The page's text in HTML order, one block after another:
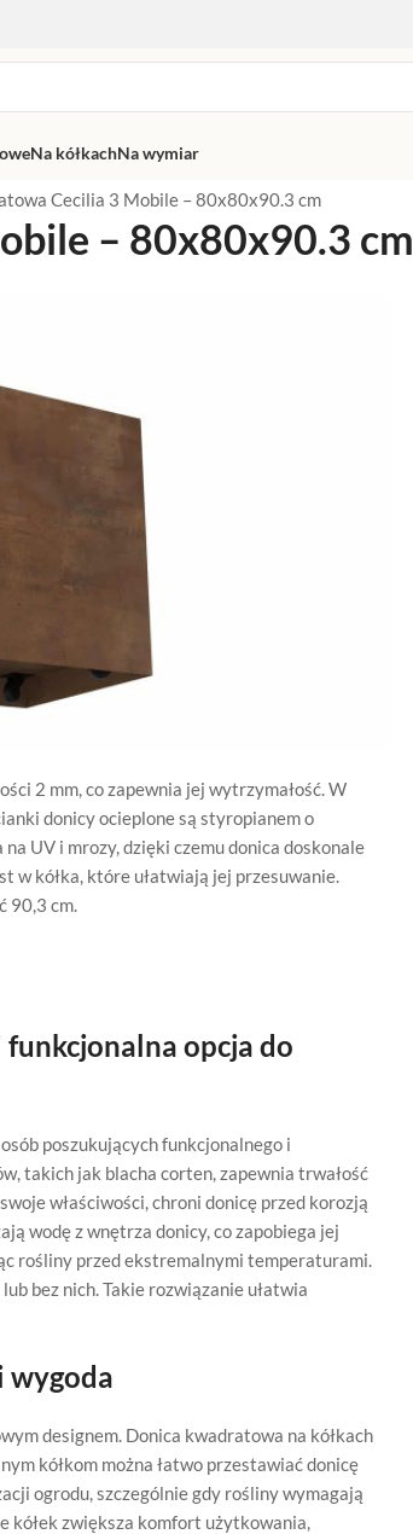
Na kółkachNa wymiar
Cecilia 3 Mobile – 80x80x90.3 cm
– 80x80x90.3 cm
2 mm, co zapewnia jej wytrzymałość. W
donicy ocieplone są styropianem o
UV i mrozy, dzięki czemu donica doskonale
w kółka, które ułatwiają jej przesuwanie.
90,3 cm.
opcja do
poszukujących funkcjonalnego i
takich jak blacha corten, zapewnia trwałość
właściwości, chroni donicę przed korozją
wodę z wnętrza donicy, co zapobiega jej
rośliny przed ekstremalnymi temperaturami.
bez nich. Takie rozwiązanie ułatwia
wygoda
designem. Donica kwadratowa na kółkach
kółkom można łatwo przestawiać donicę
ogrodu, szczególnie gdy rośliny wymagają
kółek zwiększa komfort użytkowania,